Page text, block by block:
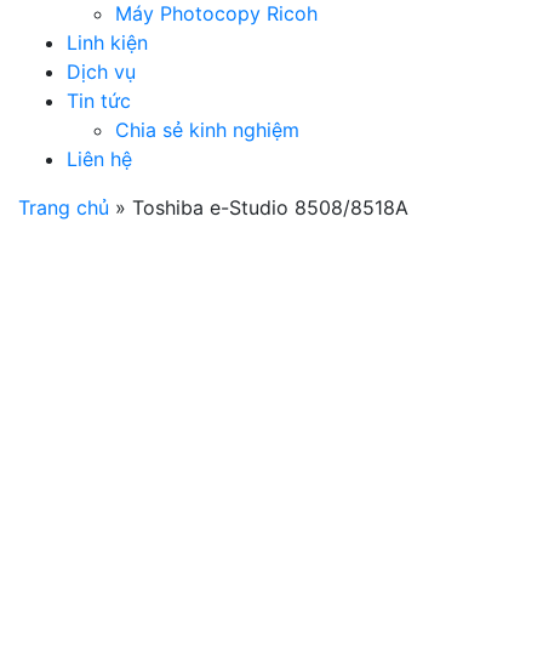
Máy Photocopy Ricoh
Linh kiện
Dịch vụ
Tin tức
Chia sẻ kinh nghiệm
Liên hệ
Trang chủ » Toshiba e-Studio 8508/8518A